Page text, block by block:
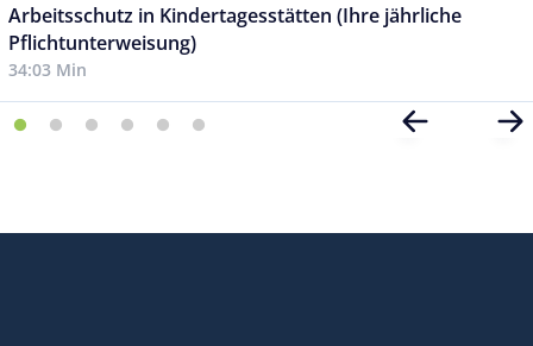
Arbeitsschutz in Kindertagesstätten (Ihre jährliche
Pflichtunterweisung)
34:03 Min